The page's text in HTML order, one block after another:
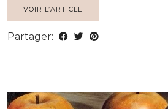
VOIR L’ARTICLE
Partager: